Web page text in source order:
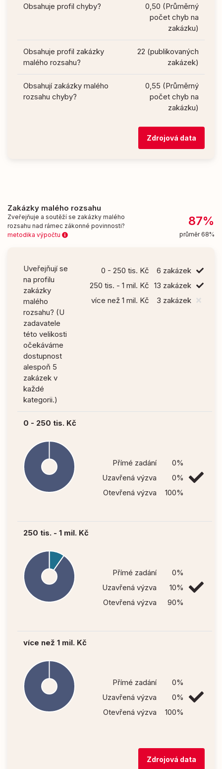
Obsahuje profil chyby?
0,50 (Průměrný
počet chyb na
zakázku)
Obsahuje profil zakázky
malého rozsahu?
22 (publikovaných
zakázek)
Obsahují zakázky malého
rozsahu chyby?
0,55 (Průměrný
počet chyb na
zakázku)
Zdrojová data
Zakázky malého rozsahu
Zveřejňuje a soutěží se zakázky malého
rozsahu nad rámec zákonné povinnosti?
metodika výpočtu
87%
průměr 68%
Uveřejňují se
na profilu
zakázky
malého
rozsahu? (U
zadavatele
této velikosti
očekáváme
dostupnost
alespoň 5
zakázek v
každé
kategorii.)
0 - 250 tis. Kč
6 zakázek
250 tis. - 1 mil. Kč 13 zakázek
více než 1 mil. Kč
3 zakázek
0 - 250 tis. Kč
Přímé zadání
0%
Uzavřená výzva
0%
Otevřená výzva
100%
250 tis. - 1 mil. Kč
Přímé zadání
0%
Uzavřená výzva
10%
Otevřená výzva
90%
více než 1 mil. Kč
Přímé zadání
0%
Uzavřená výzva
0%
Otevřená výzva
100%
Zdrojová data